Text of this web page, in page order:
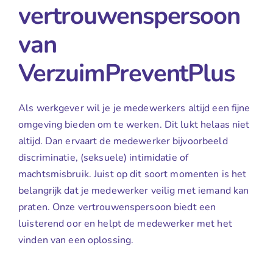
vertrouwenspersoon
van
VerzuimPreventPlus
Als werkgever wil je je medewerkers altijd een fijne
omgeving bieden om te werken. Dit lukt helaas niet
altijd. Dan ervaart de medewerker bijvoorbeeld
discriminatie, (seksuele) intimidatie of
machtsmisbruik. Juist op dit soort momenten is het
belangrijk dat je medewerker veilig met iemand kan
praten. Onze vertrouwenspersoon biedt een
luisterend oor en helpt de medewerker met het
vinden van een oplossing.